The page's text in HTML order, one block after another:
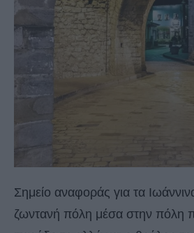
Σημείο αναφοράς για τα
ζωντανή πόλη μέσα στην πόλη